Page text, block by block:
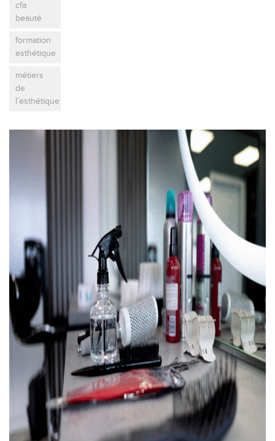
cfa
beauté
formation
esthétique
métiers
de
l’esthétique